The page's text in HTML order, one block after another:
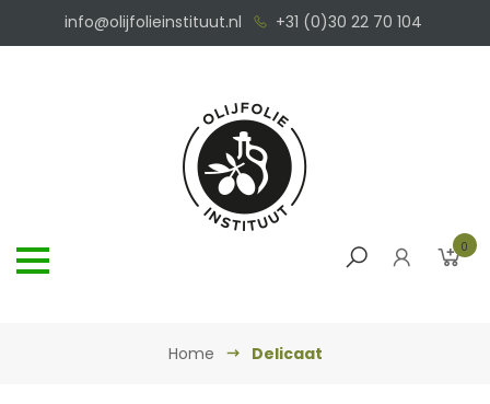
info@olijfolieinstituut.nl +31 (0)30 22 70 104
0
Home Delicaat